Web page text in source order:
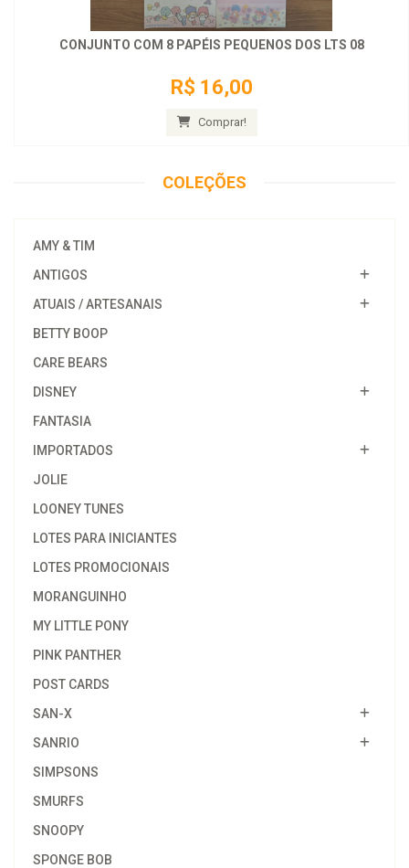
CONJUNTO COM 8 PAPÉIS PEQUENOS DOS LTS 08
R$ 16,00
Comprar!
COLEÇÕES
AMY & TIM
ANTIGOS
ATUAIS / ARTESANAIS
BETTY BOOP
CARE BEARS
DISNEY
FANTASIA
IMPORTADOS
JOLIE
LOONEY TUNES
LOTES PARA INICIANTES
LOTES PROMOCIONAIS
MORANGUINHO
MY LITTLE PONY
PINK PANTHER
POST CARDS
SAN-X
SANRIO
SIMPSONS
SMURFS
SNOOPY
SPONGE BOB